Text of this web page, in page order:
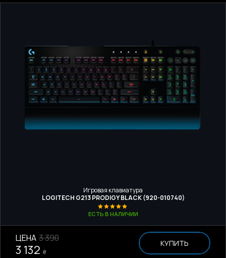
Игровая клавиатура
LOGITECH G213 PRODIGY BLACK (920-010740)
ЕСТЬ В НАЛИЧИИ
ЦЕНА 3 390
3 132 ₴
КУПИТЬ